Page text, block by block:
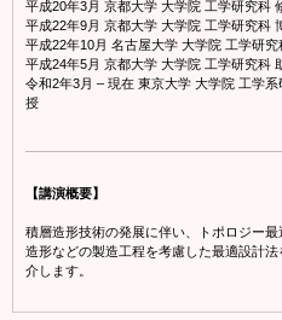
平成20年3月 京都大学 大学院 工学研究科
平成22年9月 京都大学 大学院 工学研究科
平成22年10月 名古屋大学 大学院 工学研究
平成24年5月 京都大学 大学院 工学研究科
令和2年3月 – 現在 東京大学 大学院 工学
授
【講演概要】
積層造形技術の発展に伴い、トポロジー
造形などの製造工程を考慮した最適設計
介します。